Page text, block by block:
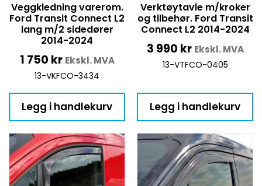
Veggkledning varerom.
Ford Transit Connect L2
lang m/2 sidedører
2014-2024
1 750 kr Ekskl. MVA
13-VKFCO-3434
Legg i handlekurv
Verktøytavle m/kroker
og tilbehør. Ford Transit
Connect L2 2014-2024
3 990 kr Ekskl. MVA
13-VTFCO-0405
Legg i handlekurv